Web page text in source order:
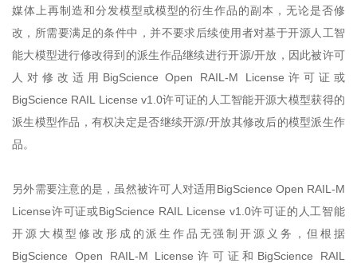
媒体上再制造和分发模型或模型的衍生作品的副本，无论是否修
改，所需要满足的条件中，并不要求后续使用者对基于开源人工智
能大模型进行修改得到的派生作品继续进行开源/开放，因此被许可
人对修改适用BigScience Open RAIL-M License许可证或
BigScience RAIL License v1.0许可证的人工智能开源大模型获得的
派生模型作品，有权决定是否继续开源/开放其修改后的模型派生作
品。
另外需要注意的是，虽然被许可人对适用BigScience Open RAIL-M
License许可证或BigScience RAIL License v1.0许可证的人工智能
开源大模型修改形成的派生作品无强制开源义务，但根据
BigScience Open RAIL-M License许可证和BigScience RAIL